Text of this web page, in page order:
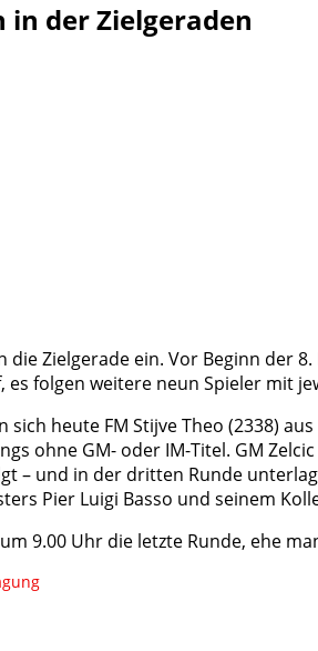
in der Zielgeraden
die Zielgerade ein. Vor Beginn der
es folgen weitere neun Spieler mit
heute FM Stijve Theo (2338)
ohne GM- oder IM-Titel. GM
– und in der dritten Runde
Pier Luigi Basso und seinem
9.00 Uhr die letzte Runde, ehe